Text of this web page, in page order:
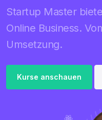
Startup Master
Online Business.
Umsetzung.
Kurse anschauen